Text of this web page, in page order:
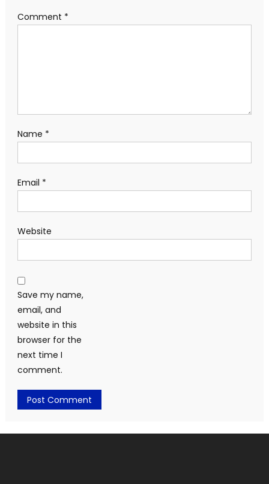
Comment *
Name *
Email *
Website
Save my name,
email, and
website in this
browser for the
next time I
comment.